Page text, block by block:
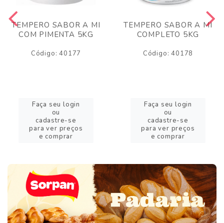
TEMPERO SABOR A MI
COM PIMENTA 5KG
Código: 40177
Faça seu login
ou
cadastre-se
para ver preços
e comprar
TEMPERO SABOR A MI
COMPLETO 5KG
Código: 40178
Faça seu login
ou
cadastre-se
para ver preços
e comprar